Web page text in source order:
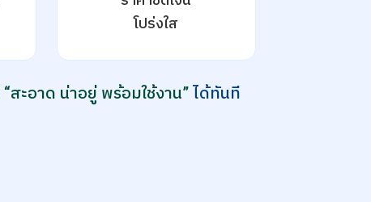
โปร่งใส
“สะอาด น่าอยู่ พร้อมใช้งาน”ได้ทันที